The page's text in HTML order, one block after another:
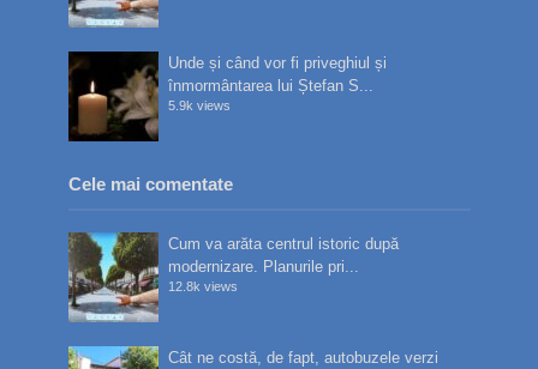
Unde și când vor fi priveghiul și
înmormântarea lui Ștefan S...
5.9k views
Cele mai comentate
Cum va arăta centrul istoric după
modernizare. Planurile pri...
12.8k views
Cât ne costă, de fapt, autobuzele verzi